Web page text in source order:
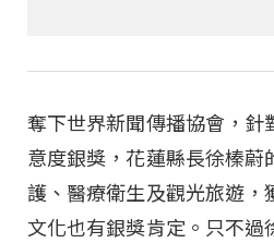
奪下世界新聞傳播協會，針
意度銀獎，花蓮縣長徐榛蔚
護、醫療衛生及觀光旅遊，
文化也有銀獎肯定。只不過